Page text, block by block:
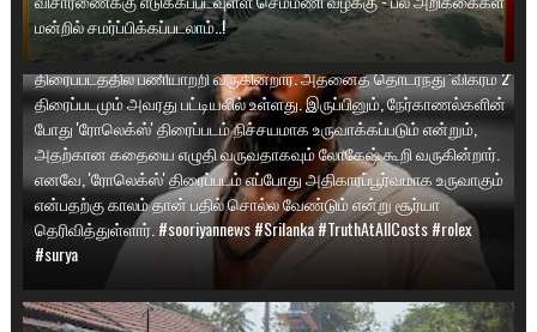
மன்றில் சமர்ப்பிக்கப்படலாம்..!
என்பது குறித்து நடிகர் சூர்யா சுவாரஸ்யமான பதிலளித்துள்ளார்.
இயக்குநர் லோகேஷ் கனகராஜ் தற்போது நடிகர் அல்லு அர்ஜுனின்
திரைப்படத்தில் பணியாற்றி வருகின்றார். அதனைத் தொடர்ந்து 'விக்ரம் 2'
திரைப்படமும் அவரது பட்டியலில் உள்ளது. இருப்பினும், நேர்காணல்களின்
போது 'ரோலெக்ஸ்' திரைப்படம் நிச்சயமாக உருவாக்கப்படும் என்றும்,
அதற்கான கதையை எழுதி வருவதாகவும் லோகேஷ் கூறி வருகின்றார்.
எனவே, 'ரோலெக்ஸ்' திரைப்படம் எப்போது அதிகாரப்பூர்வமாக உருவாகும்
என்பதற்கு காலம் தான் பதில் சொல்ல வேண்டும் என்று சூர்யா
தெரிவித்துள்ளார். #sooriyannews #Srilanka #TruthAtAllCosts #rolex
#surya